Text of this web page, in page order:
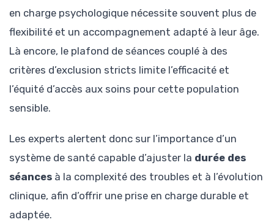
en charge psychologique nécessite souvent plus de
flexibilité et un accompagnement adapté à leur âge.
Là encore, le plafond de séances couplé à des
critères d’exclusion stricts limite l’efficacité et
l’équité d’accès aux soins pour cette population
sensible.
Les experts alertent donc sur l’importance d’un
système de santé capable d’ajuster la durée des
séances à la complexité des troubles et à l’évolution
clinique, afin d’offrir une prise en charge durable et
adaptée.